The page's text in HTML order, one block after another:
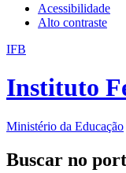
Acessibilidade
Alto contraste
IFB
Instituto
Ministério da Educação
Buscar no